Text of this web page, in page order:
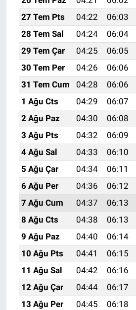
27 Tem Pts
04:22 06:03
28 Tem Sal
04:24 06:04
29 Tem Çar
04:25 06:05
30 Tem Per
04:26 06:06
31 Tem Cum
04:28 06:06
1 Ağu Cts
04:29 06:07
2 Ağu Paz
04:30 06:08
3 Ağu Pts
04:32 06:09
4 Ağu Sal
04:33 06:10
5 Ağu Çar
04:34 06:11
6 Ağu Per
04:36 06:12
7 Ağu Cum
04:37 06:13
8 Ağu Cts
04:38 06:13
9 Ağu Paz
04:40 06:14
10 Ağu Pts
04:41 06:15
11 Ağu Sal
04:42 06:16
12 Ağu Çar
04:44 06:17
13 Ağu Per
04:45 06:18